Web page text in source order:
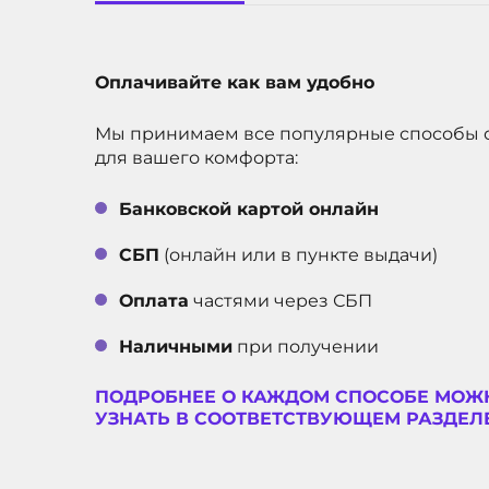
Мощная Производительность
гарантирует высокую
самых требовательных приложений и игр.
устройство для работы, учебы и
Умный и Безопасный Android
Pixel 9 Pro работает на чистой версии
улучшениям интерфейса. Вы сможете
6,3-дюймовый OLED-дисплей с
Оплачивайте как вам удобно
Мы принимаем все популярные способы
для вашего комфорта:
Банковской картой онлайн
СБП (онлайн или в пункте выдачи)
Оплата частями через СБП
Наличными при получении
ПОДРОБНЕЕ О КАЖДОМ СПОСОБЕ
УЗНАТЬ В СООТВЕТСТВУЮЩЕМ